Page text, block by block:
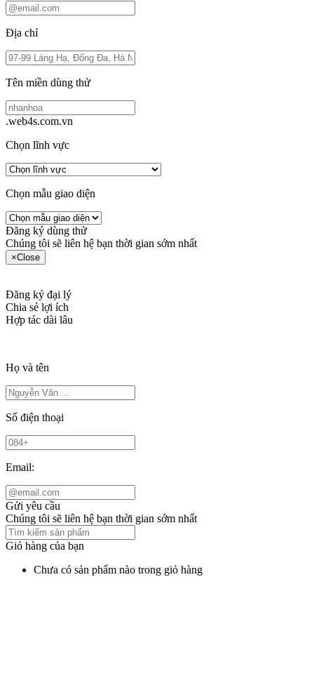
Địa chỉ
Tên miền dùng thử
.web4s.com.vn
Chọn lĩnh vực
Chọn mẫu giao diện
Đăng ký dùng thử
Chúng tôi sẽ liên hệ bạn thời gian sớm nhất
×Close
Đăng ký đại lý
Chia sẻ lợi ích
Hợp tác dài lâu
Họ và tên
Số điện thoại
Email:
Gửi yêu cầu
Chúng tôi sẽ liên hệ bạn thời gian sớm nhất
Giỏ hàng của bạn
Chưa có sản phẩm nào trong giỏ hàng